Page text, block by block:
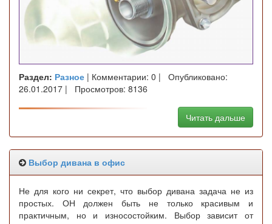
Раздел: Разное | Комментарии: 0 | Опубликовано:
26.01.2017 | Просмотров: 8136
Читать дальше
Выбор дивана в офис
Не для кого ни секрет, что выбор дивана задача не из
простых. ОН должен быть не только красивым и
практичным, но и износостойким. Выбор зависит от